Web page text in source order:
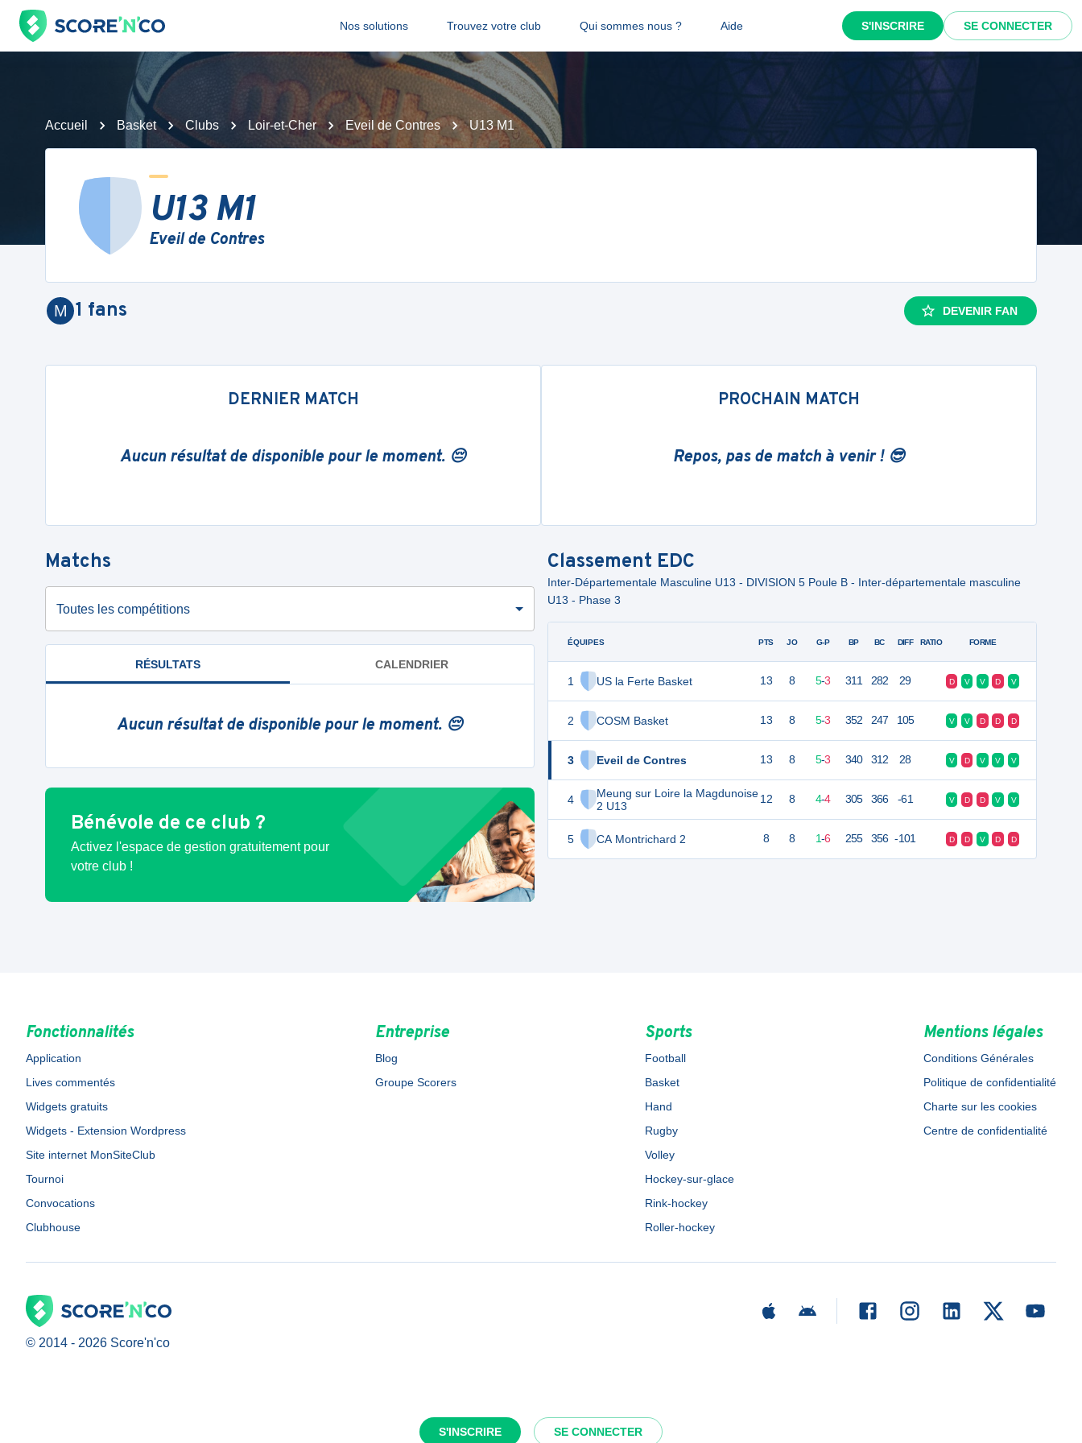
Nos solutions Trouvez votre club Qui sommes nous ? Aide S'INSCRIRE SE CONNECTER
S'INSCRIRE SE CONNECTER
Accueil Basket Clubs Loir-et-Cher Eveil de Contres U13 M1
U13 M1
Eveil de Contres
M 1 fans DEVENIR FAN
DERNIER MATCH
Aucun résultat de disponible pour le moment. 😔
PROCHAIN MATCH
Repos, pas de match à venir ! 😎
Matchs
Toutes les compétitions
RÉSULTATS CALENDRIER
Aucun résultat de disponible pour le moment. 😔
Bénévole de ce club ?
Activez l'espace de gestion gratuitement pour
votre club !
Classement EDC
Inter-Départementale Masculine U13 - DIVISION 5 Poule B - Inter-départementale masculine
U13 - Phase 3
ÉQUIPES
1 US la Ferte Basket
2 COSM Basket
3 Eveil de Contres
4
Meung sur Loire la Magdunoise
2 U13
5 CA Montrichard 2
PTS JO G-P BP BC DIFF RATIO FORME
13 8 5-3 311 282 29 D V V D V
13 8 5-3 352 247 105 V V D D D
13 8 5-3 340 312 28 V D V V V
12 8 4-4 305 366 -61 V D D V V
8 8 1-6 255 356 -101 D D V D D
Fonctionnalités
Application
Lives commentés
Widgets gratuits
Widgets - Extension Wordpress
Site internet MonSiteClub
Tournoi
Convocations
Clubhouse
Entreprise
Blog
Groupe Scorers
Sports
Football
Basket
Hand
Rugby
Volley
Hockey-sur-glace
Rink-hockey
Roller-hockey
Mentions légales
Conditions Générales
Politique de confidentialité
Charte sur les cookies
Centre de confidentialité
© 2014 - 2026 Score'n'co